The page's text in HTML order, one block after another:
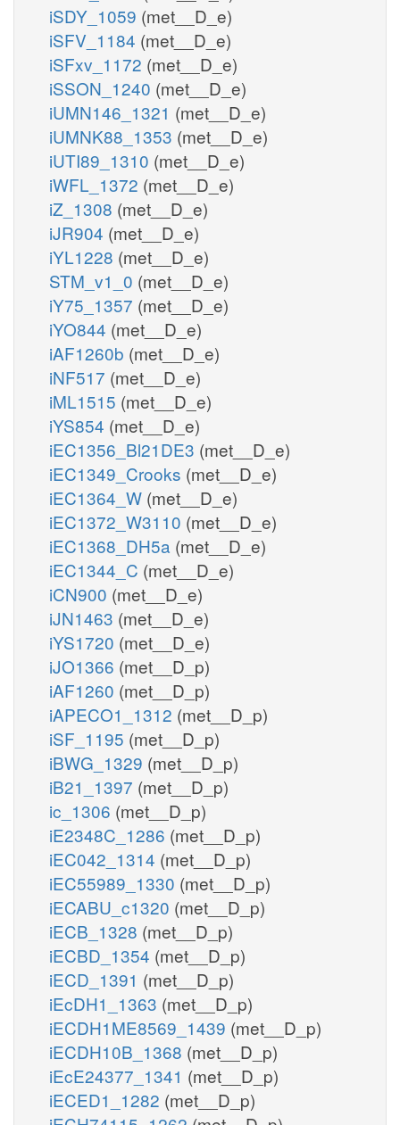
iSDY_1059 (met__D_e)
iSFV_1184 (met__D_e)
iSFxv_1172 (met__D_e)
iSSON_1240 (met__D_e)
iUMN146_1321 (met__D_e)
iUMNK88_1353 (met__D_e)
iUTI89_1310 (met__D_e)
iWFL_1372 (met__D_e)
iZ_1308 (met__D_e)
iJR904 (met__D_e)
iYL1228 (met__D_e)
STM_v1_0 (met__D_e)
iY75_1357 (met__D_e)
iYO844 (met__D_e)
iAF1260b (met__D_e)
iNF517 (met__D_e)
iML1515 (met__D_e)
iYS854 (met__D_e)
iEC1356_Bl21DE3 (met__D_e)
iEC1349_Crooks (met__D_e)
iEC1364_W (met__D_e)
iEC1372_W3110 (met__D_e)
iEC1368_DH5a (met__D_e)
iEC1344_C (met__D_e)
iCN900 (met__D_e)
iJN1463 (met__D_e)
iYS1720 (met__D_e)
iJO1366 (met__D_p)
iAF1260 (met__D_p)
iAPECO1_1312 (met__D_p)
iSF_1195 (met__D_p)
iBWG_1329 (met__D_p)
iB21_1397 (met__D_p)
ic_1306 (met__D_p)
iE2348C_1286 (met__D_p)
iEC042_1314 (met__D_p)
iEC55989_1330 (met__D_p)
iECABU_c1320 (met__D_p)
iECB_1328 (met__D_p)
iECBD_1354 (met__D_p)
iECD_1391 (met__D_p)
iEcDH1_1363 (met__D_p)
iECDH1ME8569_1439 (met__D_p)
iECDH10B_1368 (met__D_p)
iEcE24377_1341 (met__D_p)
iECED1_1282 (met__D_p)